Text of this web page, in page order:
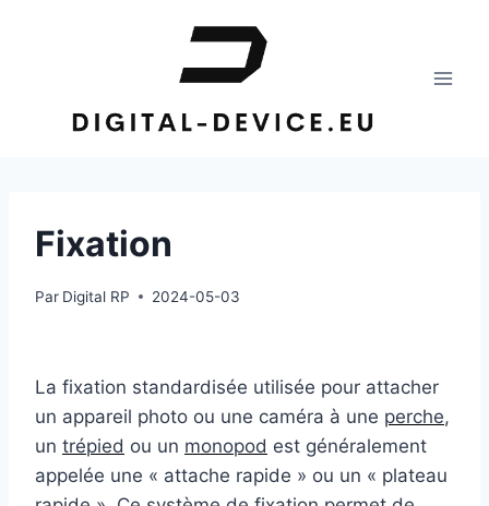
Fixation
Par Digital RP 2024-05-03
La fixation standardisée utilisée pour attacher
un appareil photo ou une caméra à une perche,
un trépied ou un monopod est généralement
appelée une « attache rapide » ou un « plateau